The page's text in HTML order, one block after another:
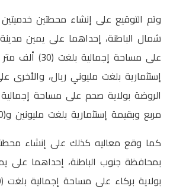
وتم التوقيع على إنشاء محطتين
شمال الباطنة، إحداهما على يمين
على مساحة إجمالية
إستثمارية بلغت مليوني ريال،
مربع وبقيمة إستثمارية بلغت مليونين و(600) ألف ريال.
كما وقع معاليه كذلك على إنشاء
بمحافظة جنوب الباطنة، إحداهما على